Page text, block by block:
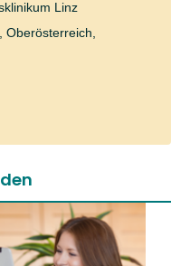
Linz
Oberösterreich,